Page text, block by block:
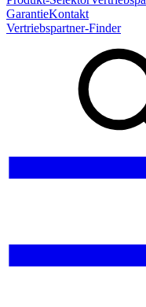
GarantieKontakt
Vertriebspartner-Finder